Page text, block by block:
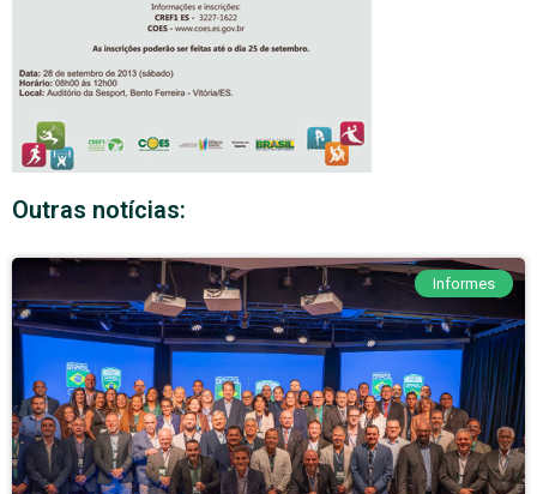
Outras notícias:
Informes